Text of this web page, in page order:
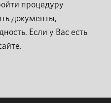
процедуру
документы,
Если у Вас есть